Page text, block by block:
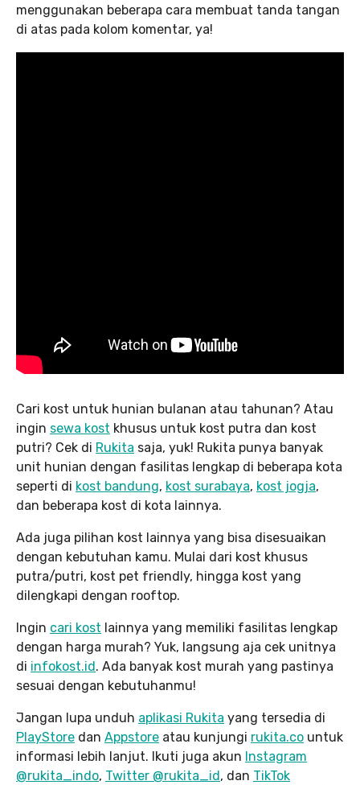
menggunakan beberapa cara membuat tanda tangan
di atas pada kolom komentar, ya!
Cari kost untuk hunian bulanan atau tahunan? Atau
ingin sewa kost khusus untuk kost putra dan kost
putri? Cek di Rukita saja, yuk! Rukita punya banyak
unit hunian dengan fasilitas lengkap di beberapa kota
seperti di kost bandung, kost surabaya, kost jogja,
dan beberapa kost di kota lainnya.
Ada juga pilihan kost lainnya yang bisa disesuaikan
dengan kebutuhan kamu. Mulai dari kost khusus
putra/putri, kost pet friendly, hingga kost yang
dilengkapi dengan rooftop.
Ingin cari kost lainnya yang memiliki fasilitas lengkap
dengan harga murah? Yuk, langsung aja cek unitnya
di infokost.id . Ada banyak kost murah yang pastinya
sesuai dengan kebutuhanmu!
Jangan lupa unduh aplikasi Rukita yang tersedia di
PlayStore dan Appstore atau kunjungi rukita.co untuk
informasi lebih lanjut. Ikuti juga akun Instagram
@rukita_indo, Twitter @rukita_id , dan TikTok